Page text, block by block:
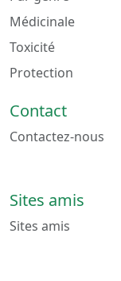
Médicinale
Toxicité
Protection
Contact
Contactez-nous
Sites amis
Sites amis